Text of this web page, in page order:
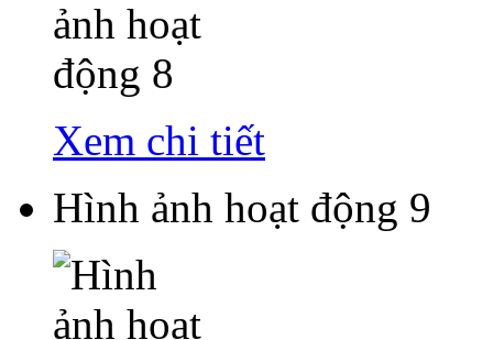
Xem chi tiết
Hình ảnh hoạt động 9